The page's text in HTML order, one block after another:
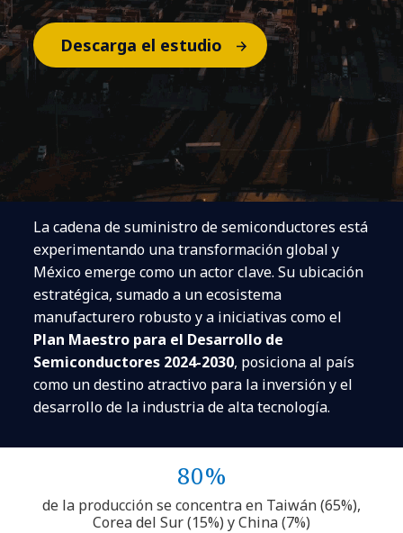
Descarga el estudio
La cadena de suministro de semiconductores está
experimentando una transformación global y
México emerge como un actor clave. Su ubicación
estratégica, sumado a un ecosistema
manufacturero robusto y a iniciativas como el
Plan Maestro para el Desarrollo de
Semiconductores 2024-2030, posiciona al país
como un destino atractivo para la inversión y el
desarrollo de la industria de alta tecnología.
80%
de la producción se concentra en Taiwán (65%),
Corea del Sur (15%) y China (7%)